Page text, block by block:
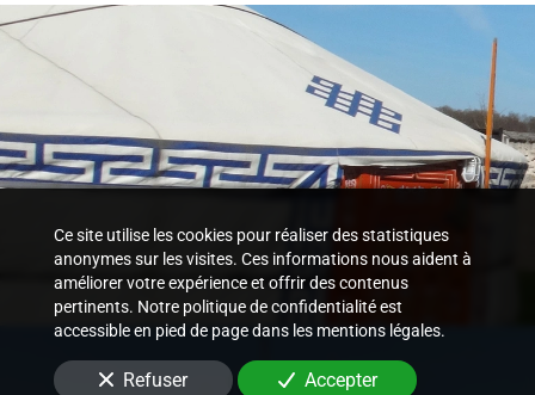
Ce site utilise les cookies pour réaliser des statistiques
anonymes sur les visites. Ces informations nous aident à
améliorer votre expérience et offrir des contenus
pertinents. Notre politique de confidentialité est
accessible en pied de page dans les mentions légales.
Refuser Accepter